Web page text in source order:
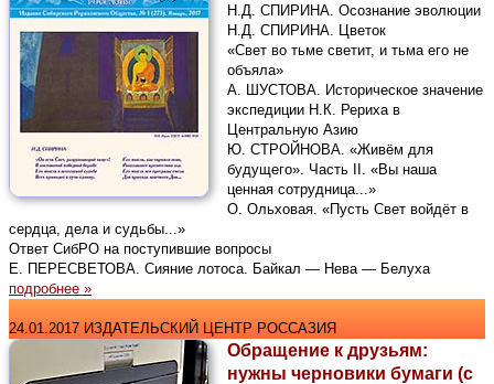
Н.Д. СПИРИНА. Осознание эволюции
Н.Д. СПИРИНА. Цветок
«Свет во тьме светит, и тьма его не
объяла»
А. ШУСТОВА. Историческое значение
экспедиции Н.К. Рериха в
Центральную Азию
Ю. СТРОЙНОВА. «Живём для
будущего». Часть II. «Вы наша
ценная сотрудница...»
О. Ольховая. «Пусть Свет войдёт в
сердца, дела и судьбы...»
Ответ СибРО на поступившие вопросы
Е. ПЕРЕСВЕТОВА. Сияние лотоса. Байкал — Нева — Белуха
подробнее »
24.01.2017 ИЗДАТЕЛЬСКИЙ ЦЕНТР РОССАЗИЯ
Обращение к друзьям:
нужны черновики бумаги (с